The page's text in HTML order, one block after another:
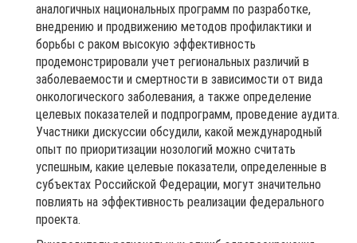
аналогичных национальных программ по разработке,
внедрению и продвижению методов профилактики и
борьбы с раком высокую эффективность
продемонстрировали учет региональных различий в
заболеваемости и смертности в зависимости от вида
онкологического заболевания, а также определение
целевых показателей и подпрограмм, проведение аудита.
Участники дискуссии обсудили, какой международный
опыт по приоритизации нозологий можно считать
успешным, какие целевые показатели, определенные в
субъектах Российской Федерации, могут значительно
повлиять на эффективность реализации федерального
проекта.